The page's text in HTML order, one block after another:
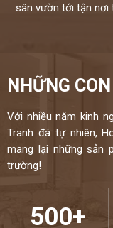
sân vườn tới tận nơi
NHỮNG
Với nhiều năm kinh
Tranh đá tự nhiên,
mang lại những sản
trường!
500+